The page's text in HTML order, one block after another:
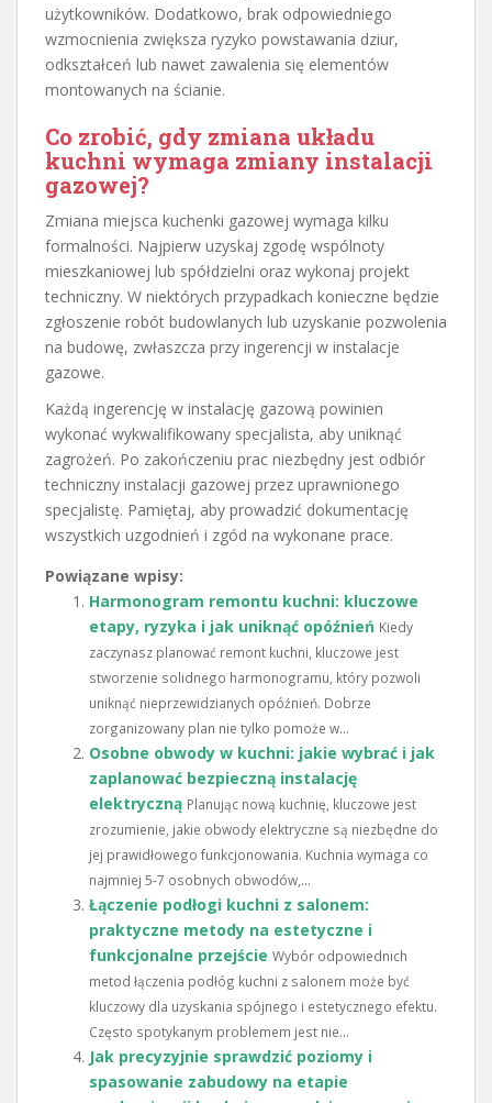
użytkowników. Dodatkowo, brak odpowiedniego
wzmocnienia zwiększa ryzyko powstawania dziur,
odkształceń lub nawet zawalenia się elementów
montowanych na ścianie.
Co zrobić, gdy zmiana układu
kuchni wymaga zmiany instalacji
gazowej?
Zmiana miejsca kuchenki gazowej wymaga kilku
formalności. Najpierw uzyskaj zgodę wspólnoty
mieszkaniowej lub spółdzielni oraz wykonaj projekt
techniczny. W niektórych przypadkach konieczne będzie
zgłoszenie robót budowlanych lub uzyskanie pozwolenia
na budowę, zwłaszcza przy ingerencji w instalacje
gazowe.
Każdą ingerencję w instalację gazową powinien
wykonać wykwalifikowany specjalista, aby uniknąć
zagrożeń. Po zakończeniu prac niezbędny jest odbiór
techniczny instalacji gazowej przez uprawnionego
specjalistę. Pamiętaj, aby prowadzić dokumentację
wszystkich uzgodnień i zgód na wykonane prace.
Powiązane wpisy:
Harmonogram remontu kuchni: kluczowe
etapy, ryzyka i jak uniknąć opóźnień Kiedy
zaczynasz planować remont kuchni, kluczowe jest
stworzenie solidnego harmonogramu, który pozwoli
uniknąć nieprzewidzianych opóźnień. Dobrze
zorganizowany plan nie tylko pomoże w...
Osobne obwody w kuchni: jakie wybrać i jak
zaplanować bezpieczną instalację
elektryczną Planując nową kuchnię, kluczowe jest
zrozumienie, jakie obwody elektryczne są niezbędne do
jej prawidłowego funkcjonowania. Kuchnia wymaga co
najmniej 5-7 osobnych obwodów,...
Łączenie podłogi kuchni z salonem:
praktyczne metody na estetyczne i
funkcjonalne przejście Wybór odpowiednich
metod łączenia podłóg kuchni z salonem może być
kluczowy dla uzyskania spójnego i estetycznego efektu.
Często spotykanym problemem jest nie...
Jak precyzyjnie sprawdzić poziomy i
spasowanie zabudowy na etapie